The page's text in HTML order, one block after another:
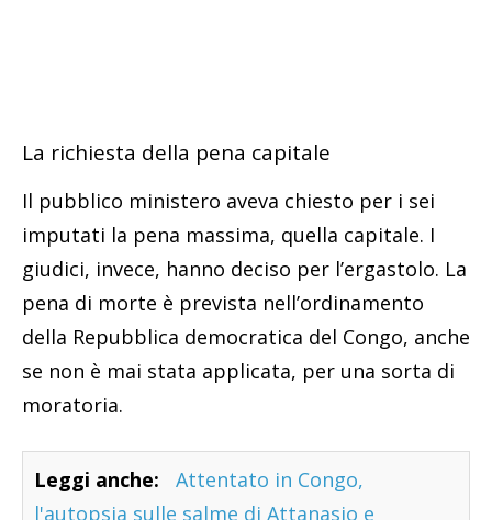
La richiesta della pena capitale
Il pubblico ministero aveva chiesto per i sei
imputati la pena massima, quella capitale. I
giudici, invece, hanno deciso per l’ergastolo. La
pena di morte è prevista nell’ordinamento
della Repubblica democratica del Congo, anche
se non è mai stata applicata, per una sorta di
moratoria.
Leggi anche:
Attentato in Congo,
l'autopsia sulle salme di Attanasio e